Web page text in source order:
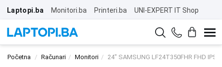
Laptopi.ba Monitori.ba Printeri.ba UNI-EXPERT IT Shop
Početna Računari Monitori 24" SAMSUNG LF24T350FHR FHD IPS